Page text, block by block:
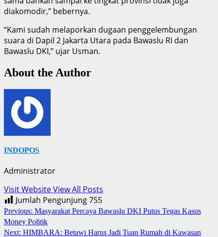
diakomodir,” bebernya.
“Kami sudah melaporkan dugaan penggelembungan
suara di Dapil 2 Jakarta Utara pada Bawaslu RI dan
Bawaslu DKI,” ujar Usman.
About the Author
INDOPOS
Administrator
Visit WebsiteView All Posts
Jumlah Pengunjung755
Post
navigation
Previous: Masyarakat Percaya Bawaslu DKI Putus Tegas Kasus
Money Politik
Next: HIMBARA: Betawi Harus Jadi Tuan Rumah di Kawasan